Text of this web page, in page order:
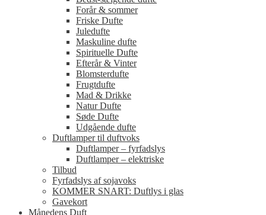
Forår & sommer
Friske Dufte
Juledufte
Maskuline dufte
Spirituelle Dufte
Efterår & Vinter
Blomsterdufte
Frugtdufte
Mad & Drikke
Natur Dufte
Søde Dufte
Udgående dufte
Duftlamper til duftvoks
Duftlamper – fyrfadslys
Duftlamper – elektriske
Tilbud
Fyrfadslys af sojavoks
KOMMER SNART: Duftlys i glas
Gavekort
Månedens Duft